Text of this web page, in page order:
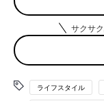
使っていない…39%
その他…3.6%
◾️食洗機で洗えない
「食洗機と併用し
のはここで乾燥させ
サクサ
ライフスタイル